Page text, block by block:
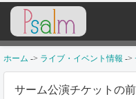
ホーム -> ライブ・イベント情報 ->
サーム公演チケットの